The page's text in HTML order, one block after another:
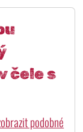
čele s
podobné